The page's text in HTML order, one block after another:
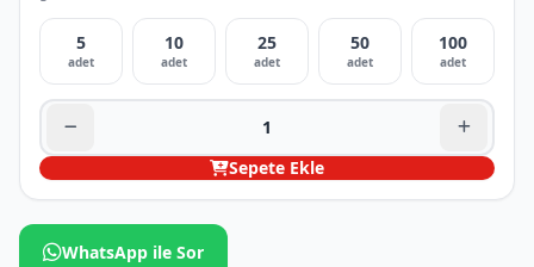
5
adet
10
adet
25
adet
50
adet
100
adet
Sepete Ekle
WhatsApp ile Sor